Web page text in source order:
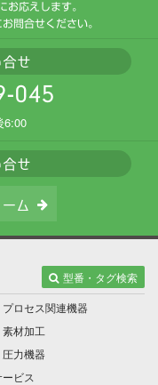
6:00
型番・タグ検索
ロセス関連機器
材加工
力機器
ビス